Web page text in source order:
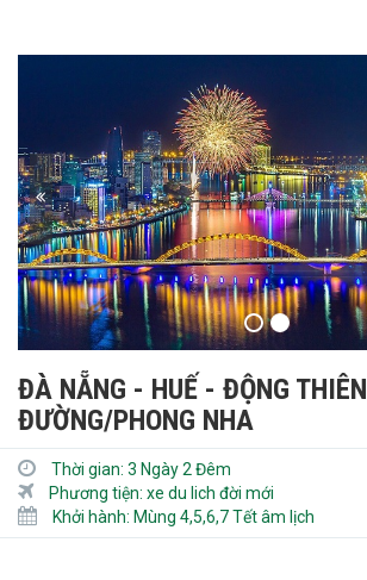
ĐÀ NẴNG - HUẾ - ĐỘNG THIÊN
ĐƯỜNG/PHONG NHA
Thời gian: 3 Ngày 2 Đêm
Phương tiện: xe du lich đời mới
Khởi hành: Mùng 4,5,6,7 Tết âm lịch